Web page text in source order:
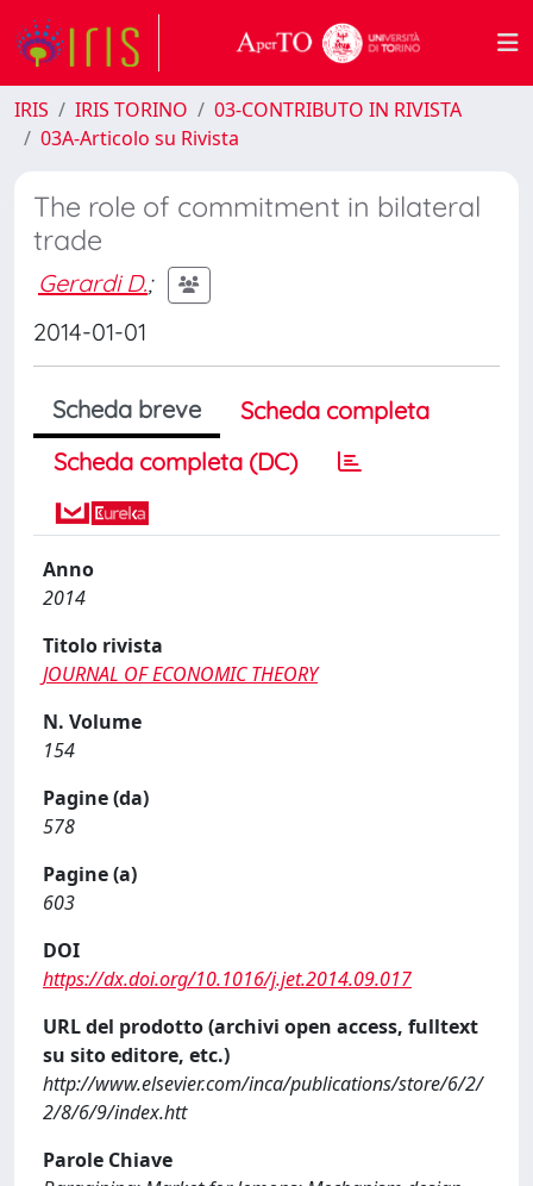
IRIS IRIS TORINO
03-CONTRIBUTO IN RIVISTA
03A-Articolo su Rivista
The role of commitment in bilateral
trade
Gerardi D.;
2014-01-01
Scheda breve
Scheda completa
Scheda completa (DC)
Anno
2014
Titolo rivista
JOURNAL OF ECONOMIC THEORY
N. Volume
154
Pagine (da)
578
Pagine (a)
603
DOI
https://dx.doi.org/10.1016/j.jet.2014.09.017
URL del prodotto (archivi open access, fulltext
su sito editore, etc.)
http://www.elsevier.com/inca/publications/store/6/2/
2/8/6/9/index.htt
Parole Chiave